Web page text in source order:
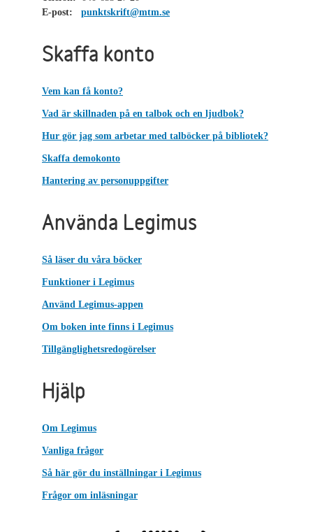
E-post:
punktskrift@mtm.se
Skaffa konto
Vem kan få konto?
Vad är skillnaden på en talbok och en ljudbok?
Hur gör jag som arbetar med talböcker på bibliotek?
Skaffa demokonto
Hantering av personuppgifter
Använda Legimus
Så läser du våra böcker
Funktioner i Legimus
Använd Legimus-appen
Om boken inte finns i Legimus
Tillgänglighetsredogörelser
Hjälp
Om Legimus
Vanliga frågor
Så här gör du inställningar i Legimus
Frågor om inläsningar